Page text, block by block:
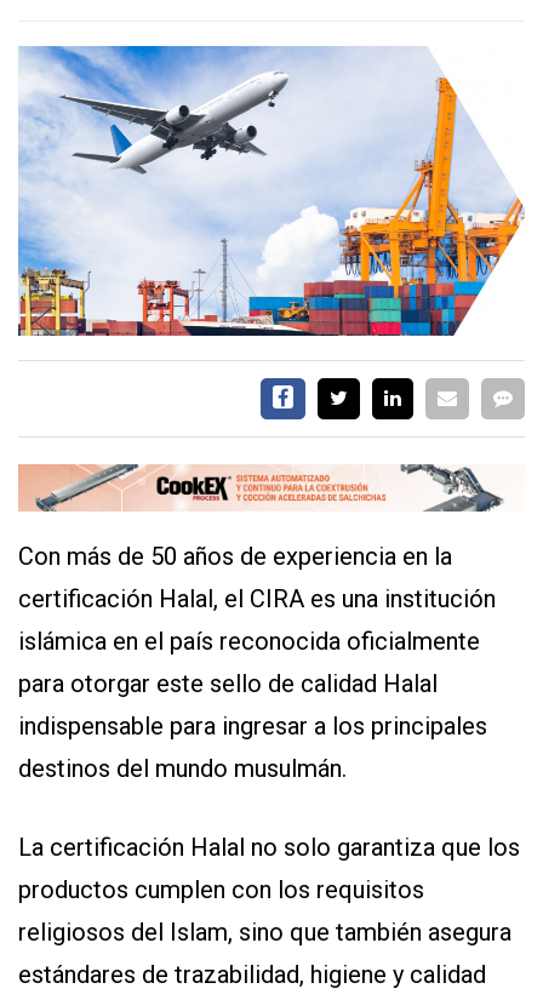
DE CARNE VACUNA
EVENTOS Y
CAPACITACIONES
DIRECTORIO
CALENDARIO
TEMAS DESTACADOS
CARNE
FRIGORIFICO
AGRO
CONCURSO
PREMIO
CONTÁCTENOS
TÉRMINOS
CONDICIONES
DE
Con más de 50 años de experiencia en la
certificación Halal, el CIRA es una institución
islámica en el país reconocida oficialmente
para otorgar este sello de calidad Halal
indispensable para ingresar a los principales
destinos del mundo musulmán.
La certificación Halal no solo garantiza que los
productos cumplen con los requisitos
religiosos del Islam, sino que también asegura
estándares de trazabilidad, higiene y calidad